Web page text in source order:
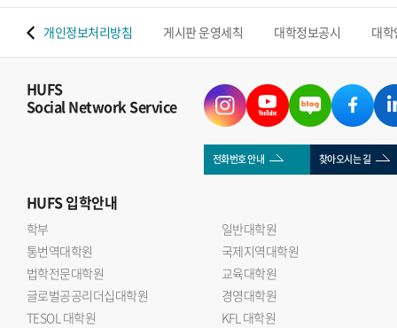
개인정보처리방침 게시판 운영세칙 대학정보공시 대
HUFS
Social Network Service
전화번호 안내 찾아오시는 길
HUFS입학안내
학부
일반대학원
통번역대학원
국제지역대학원
법학전문대학원
교육대학원
글로벌공공리더십대학원
경영대학원
TESOL 대학원
KFL 대학원